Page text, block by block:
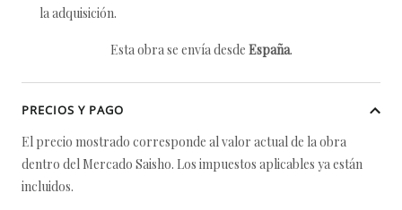
la adquisición.
Esta obra se envía desde España.
PRECIOS Y PAGO
El precio mostrado corresponde al valor actual de la obra
dentro del Mercado Saisho. Los impuestos aplicables ya están
incluidos.